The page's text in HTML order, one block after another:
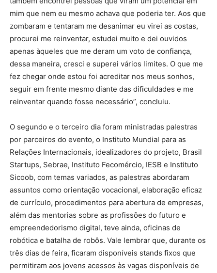
mim que nem eu mesmo achava que poderia ter. Aos que
zombaram e tentaram me desanimar eu virei as costas,
procurei me reinventar, estudei muito e dei ouvidos
apenas àqueles que me deram um voto de confiança,
dessa maneira, cresci e superei vários limites. O que me
fez chegar onde estou foi acreditar nos meus sonhos,
seguir em frente mesmo diante das dificuldades e me
reinventar quando fosse necessário”, concluiu.
O segundo e o terceiro dia foram ministradas palestras
por parceiros do evento, o Instituto Mundial para as
Relações Internacionais, idealizadores do projeto, Brasil
Startups, Sebrae, Instituto Fecomércio, IESB e Instituto
Sicoob, com temas variados, as palestras abordaram
assuntos como orientação vocacional, elaboração eficaz
de currículo, procedimentos para abertura de empresas,
além das mentorias sobre as profissões do futuro e
empreendedorismo digital, teve ainda, oficinas de
robótica e batalha de robôs. Vale lembrar que, durante os
três dias de feira, ficaram disponíveis stands fixos que
permitiram aos jovens acessos às vagas disponíveis de